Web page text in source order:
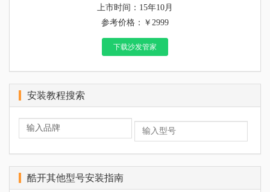
上市时间：15年10月
参考价格：￥2999
下载沙发管家
安装教程搜索
酷开其他型号安装指南